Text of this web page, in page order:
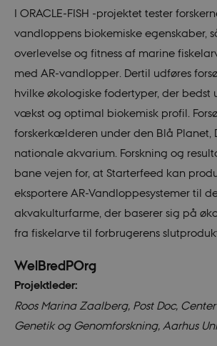
I ORACLE-FISH -projektet tester
vandloppens biokemiske egenskaber,
overlevelse og fitness af marine
med AR-vandlopper. Dertil udføres
hvilke økologiske fodertyper, der bedst
vækst og optimal biokemisk profil.
forskerkælderen under den Blå Planet,
nationale akvarium. Forskning og
bane vejen for, at Starterfeed kan
eksportere AR-Vandloppesystemer til
akvakulturfarme, der baserer sig på
fra fiskelarve til forbrugerens
WelBredPOrg
Projektleder:
Roos Marina Zaalberg, Post Doc,
Genetik og Genomforskning, Aarhus